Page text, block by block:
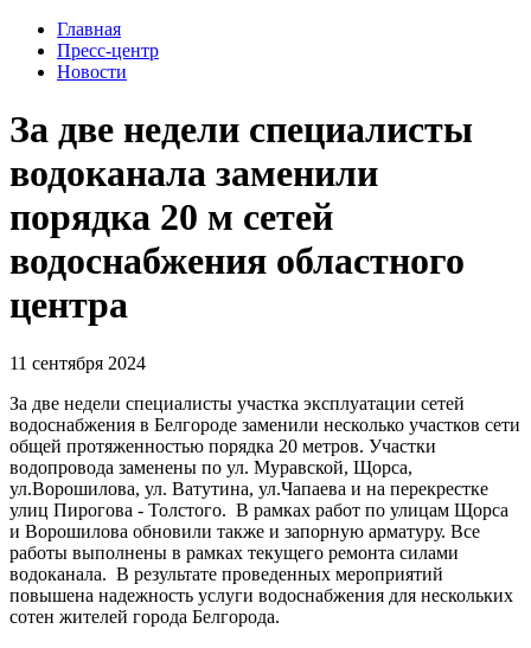
Главная
Пресс-центр
Новости
За две недели специалисты
водоканала заменили
порядка 20 м сетей
водоснабжения областного
центра
11 сентября 2024
За две недели специалисты участка эксплуатации сетей
водоснабжения в Белгороде заменили несколько участков сети
общей протяженностью порядка 20 метров. Участки
водопровода заменены по ул. Муравской, Щорса,
ул.Ворошилова, ул. Ватутина, ул.Чапаева и на перекрестке
улиц Пирогова - Толстого. В рамках работ по улицам Щорса
и Ворошилова обновили также и запорную арматуру. Все
работы выполнены в рамках текущего ремонта силами
водоканала. В результате проведенных мероприятий
повышена надежность услуги водоснабжения для нескольких
сотен жителей города Белгорода.